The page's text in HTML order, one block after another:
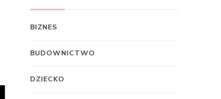
BIZNES
BUDOWNICTWO
DZIECKO